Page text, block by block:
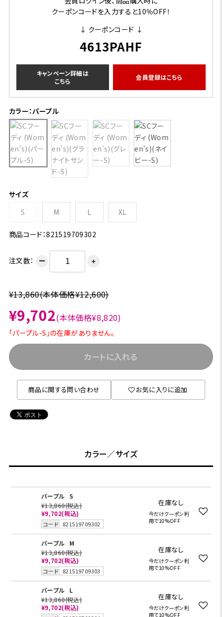
クーポンコードを入力すると10％OFF！
↓ クーポンコード ↓
4613PAHF
キャンペーン詳細は
こちら
会員登録はこちら
カラー：パープル
サイズ
S
M L XL
商品コード：821519709302
注文数： ー ＋
¥13,860(本体価格¥12,600)
¥9,702(本体価格¥8,820)
「パープル-S」の在庫がありません。
カートに入れる
商品に関する問い合わせ お気に入りに追加
カラー／サイズ
パープル
S
¥13,860(税込)
¥9,702(税込)
コード 821519709302
在庫なし
今だけクーポン利
用で10%OFF
パープル
M
¥13,860(税込)
¥9,702(税込)
コード 821519709303
在庫なし
今だけクーポン利
用で10%OFF
パープル
L
¥13,860(税込)
¥9,702(税込)
在庫なし
今だけクーポン利
用で10%OFF